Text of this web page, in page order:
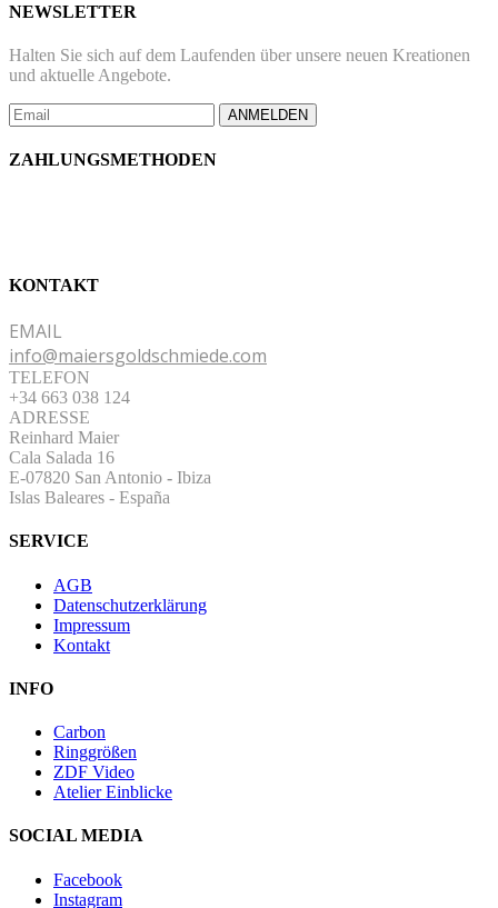
NEWSLETTER
Halten Sie sich auf dem Laufenden über unsere neuen Kreationen
und aktuelle Angebote.
ANMELDEN
ZAHLUNGSMETHODEN
KONTAKT
EMAIL
info@maiersgoldschmiede.com
TELEFON
+34 663 038 124
ADRESSE
Reinhard Maier
Cala Salada 16
E-07820 San Antonio - Ibiza
Islas Baleares - España
SERVICE
AGB
Datenschutzerklärung
Impressum
Kontakt
INFO
Carbon
Ringgrößen
ZDF Video
Atelier Einblicke
SOCIAL MEDIA
Facebook
Instagram